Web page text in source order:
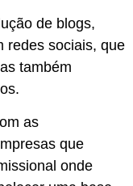
de blogs,
redes sociais, que
também
as
que
onde